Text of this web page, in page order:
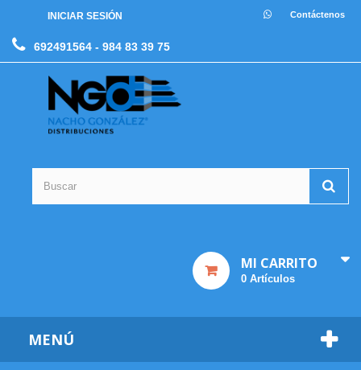
INICIAR SESIÓN Contáctenos
692491564 - 984 83 39 75
MI CARRITO
0 Artículos
MENÚ